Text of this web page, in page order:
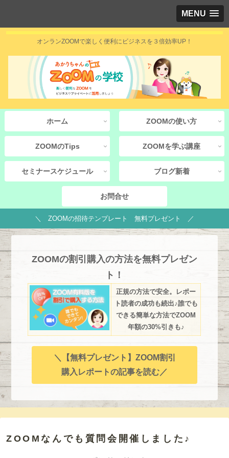
MENU
オンランZOOMで楽しく便利にビジネスを３倍効率UP！
ホーム ZOOMの使い方
ZOOMのTips ZOOMを学ぶ講座
セミナースケジュール ブログ新着
お問合せ
＼ ZOOMの招待テンプレート 無料プレゼント ／
ZOOMの割引購入の方法を無料プレゼン
ト！
正規の方法で安全。レポー
ト読者の成功も続出♪誰でも
できる簡単な方法でZOOM
年額の30%引きも♪
＼【無料プレゼント】ZOOM割引
購入レポートの記事を読む／
ZOOMなんでも質問会開催しました♪